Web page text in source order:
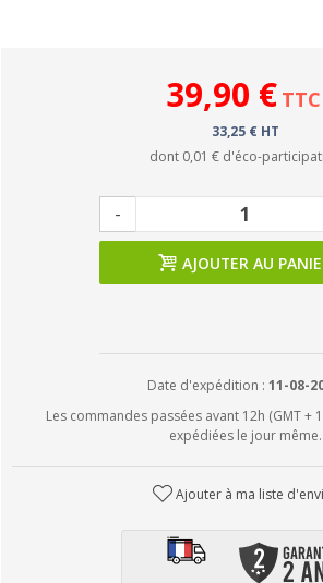
39,90 € TTC
33,25 € HT
dont 0,01 € d'éco-
-
AJOUTER AU
Date d'expédition : 11-08-
Les commandes passées avant 12h (GMT +
expédiées le jour même.
Ajouter à ma liste